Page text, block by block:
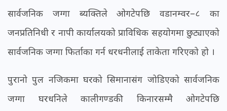
सार्वजनिक जग्गा ब्यक्तिले ओगटेपछि वडानम्वर–८ का
जनप्रतिनिधी र नापी कार्यालयको प्राविधिक सहयोगमा छुट्याएको
सार्वजनिक जग्गा फिर्ताका गर्न धरधनीलाई ताकेता गरिएको हो ।
पुरानो पुल नजिकमा घरको सिमानासंग जोडिएको सार्वजनिक
जग्गा घरधनिले कालीगण्डकी किनारसम्मै ओगटेपछि